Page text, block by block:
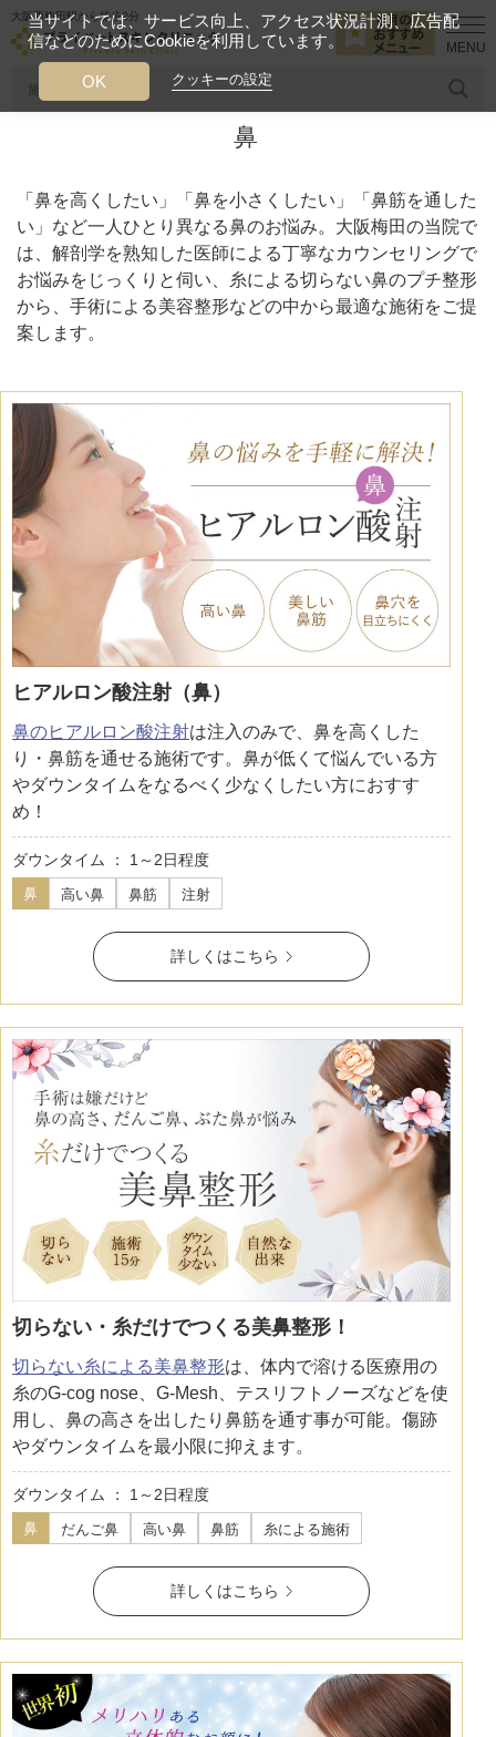
大阪西梅田駅から徒歩2分
ヒアルロン酸
今月のおすすめメニュー
当クリニック月替わりのおすすめのメニュー
プライベートスキンクリニックが
クリニックについて
料金一覧
施術症例
初めての方へ
お悩みで探す 施術メニュー
医師紹介
医師の
アクセス
西梅田から徒歩2分
予約方法に
ついて
アフターケア オンライン診療
よくあるご質問
美容ブログ
オンラインショップ
LINE予約 WEB予約
診療メニュー 鼻
鼻
「鼻を高くしたい」「鼻を小さくしたい」「鼻筋を通した
い」など一人ひとり異なる鼻のお悩み。大阪梅田の当院で
は、解剖学を熟知した医師による丁寧なカウンセリングで
お悩みをじっくりと伺い、糸による切らない鼻のプチ整形
から、手術による美容整形などの中から最適な施術をご提
案します。
ヒアルロン酸注射（鼻）
鼻のヒアルロン酸注射は注入のみで、鼻を高くした
り・鼻筋を通せる施術です。鼻が低くて悩んでいる方
やダウンタイムをなるべく少なくしたい方におすす
め！
ダウンタイム ： 1～2日程度
鼻 高い鼻 鼻筋 注射
詳しくはこちら
切らない・糸だけでつくる美鼻整形！
切らない糸による美鼻整形は、体内で溶ける医療用の
糸のG-cog nose、G-Mesh、テスリフトノーズなどを使
用し、鼻の高さを出したり鼻筋を通す事が可能。傷跡
やダウンタイムを最小限に抑えます。
ダウンタイム ： 1～2日程度
鼻 だんご鼻 高い鼻 鼻筋 糸による施術
詳しくはこちら
当サイトでは、サービス向上、アクセス状況計測、広告配
信などのためにCookieを利用しています。
クッキーの設定
OK